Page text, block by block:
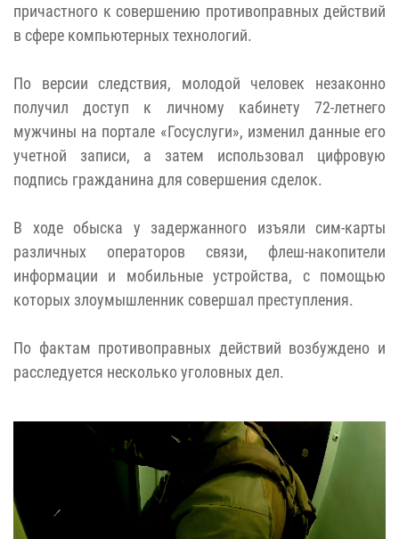
причастного к совершению противоправных действий
в сфере компьютерных технологий.
По версии следствия, молодой человек незаконно
получил доступ к личному кабинету 72-летнего
мужчины на портале «Госуслуги», изменил данные его
учетной записи, а затем использовал цифровую
подпись гражданина для совершения сделок.
В ходе обыска у задержанного изъяли сим-карты
различных операторов связи, флеш-накопители
информации и мобильные устройства, с помощью
которых злоумышленник совершал преступления.
По фактам противоправных действий возбуждено и
расследуется несколько уголовных дел.